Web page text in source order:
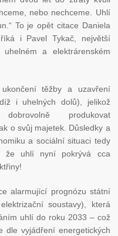
nebo nechceme. Uhlí
To je opět citace Daniela
i Pavel Tykač, největší
a elektrárenském
těžby a uzavření
i uhelných dolů), jelikož
produkovat
o svůj majetek. Důsledky a
a sociální situaci tedy
že uhlí nyní pokrývá cca
alarmující prognózu státní
soustavy), která
uhlí do roku 2033 – což
vyjádření energetických